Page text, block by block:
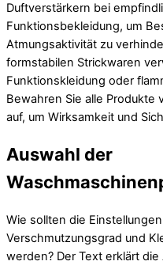
Duftverstärkern bei
Funktionsbekleidung, um
Atmungsaktivität zu
formstabilen Strickwaren
Funktionskleidung oder
Bewahren Sie alle
auf, um Wirksamkeit und
Auswahl der
Wie sollten die
Verschmutzungsgrad und
werden? Der Text erklärt